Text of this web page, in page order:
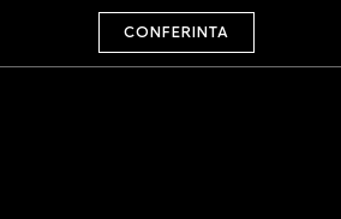
CONFERINTA